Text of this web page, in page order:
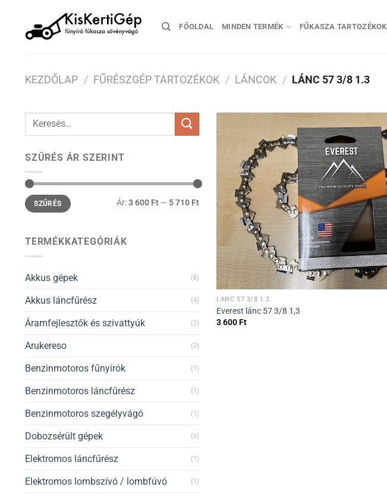
content
FŐOLDAL MINDEN TERMÉK FŰKASZA TARTOZÉKOK
KEZDŐLAP / FŰRÉSZGÉP TARTOZÉKOK / LÁNCOK / LÁNC 57 3/8 1.3
Keresés
SZŰRÉS ÁR SZERINT
Min
ár
Max
ár
SZŰRÉS Ár:3 600 Ft— 5 710 Ft
TERMÉKKATEGÓRIÁK
Akkus gépek (8)
Akkus láncfűrész (4)
Áramfejlesztők és szivattyúk (2)
Arukereso (2)
Benzinmotoros fűnyírók (1)
Benzinmotoros láncfűrész (1)
Benzinmotoros szegélyvágó (1)
Dobozsérült gépek (5)
Elektromos láncfűrész (1)
Elektromos lombszívó / lombfúvó (1)
LÁNC 57 3/8 1.3
Everest lánc 57 3/8 1,3
3 600Ft